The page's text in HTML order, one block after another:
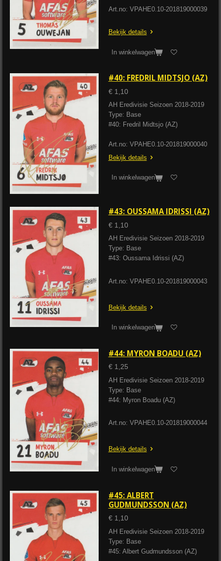
Art.no: VPAHE0.10-201819000039
Bekijk details
In winkelwagen
#40: FREDRIL MIDTSJO (AZ)
€ 1,10
AH Eredivisie Seizoen 2018-2019
Type: Base
#40: Fredril Midtsjo (AZ)
Art.no: VPAHE0.10-201819000040
Bekijk details
In winkelwagen
#43: OUSSAMA IDRISSI (AZ)
€ 1,10
AH Eredivisie Seizoen 2018-2019
Type: Base
#43: Oussama Idrissi (AZ)
Art.no: VPAHE0.10-201819000043
Bekijk details
In winkelwagen
#44: MYRON BOADU (AZ)
€ 1,25
AH Eredivisie Seizoen 2018-2019
Type: Base
#44: Myron Boadu (AZ)
Art.no: VPAHE0.10-201819000044
Bekijk details
In winkelwagen
#45: ALBERT
GUDMUNDSSON (AZ)
€ 1,10
AH Eredivisie Seizoen 2018-2019
Type: Base
#45: Albert Gudmundsson (AZ)